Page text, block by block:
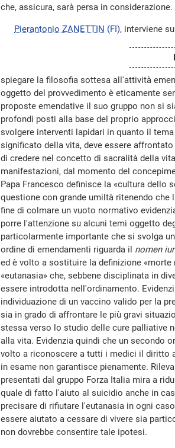
che, assicura, sarà persa in considerazione.
Pierantonio ZANETTIN (FI), interviene
spiegare la filosofia sottesa all'attività
oggetto del provvedimento è eticamente
proposte emendative il suo gruppo non si
profondi posti alla base del proprio
svolgere interventi lapidari in quanto il
significato della vita, deve essere
di credere nel concetto di sacralità della
manifestazioni, dal momento del
Papa Francesco definisce la «cultura dello
questione con grande umiltà ritenendo
fine di colmare un vuoto normativo
porre l'attenzione su alcuni temi oggetto
particolarmente importante che si svolga
ordine di emendamenti riguarda il nomen
ed è volto a sostituire la definizione
«eutanasia» che, sebbene disciplinata in
essere introdotta nell'ordinamento.
individuazione di un vaccino valido per la
sia in grado di affrontare le più gravi
stessa verso lo studio delle cure palliative
alla vita. Evidenzia quindi che un secondo
volto a riconoscere a tutti i medici il diritto
in esame non garantisce pienamente.
presentati dal gruppo Forza Italia mira a
quale di fatto l'aiuto al suicidio anche in
precisare di rifiutare l'eutanasia in ogni
essere aiutato a cessare di vivere sia
non dovrebbe consentire tale ipotesi.